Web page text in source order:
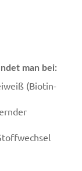
man bei:
(Biotin-